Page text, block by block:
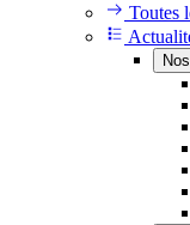
Toutes